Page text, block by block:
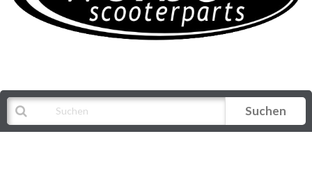
Suchen